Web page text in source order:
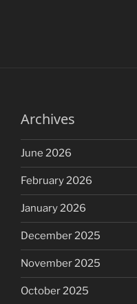
Archives
June 2026
February 2026
January 2026
December 2025
November 2025
October 2025